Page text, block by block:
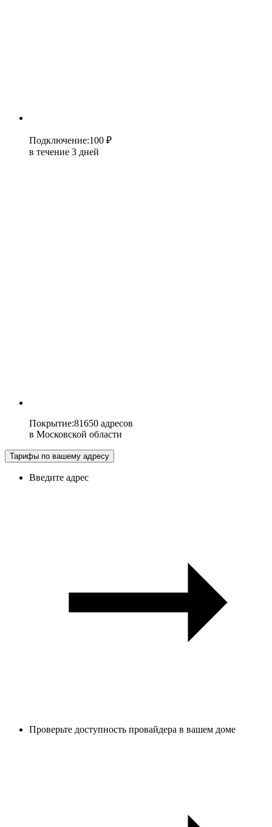
Подключение:100 ₽
в течение 3 дней
Покрытие:81650 адресов
в Московской области
Тарифы по вашему адресу
Введите адрес
Проверьте доступность провайдера в вашем доме